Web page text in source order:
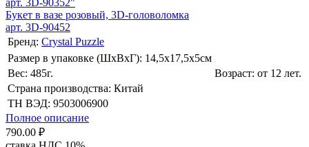
арт. 3D-90352"
Букет в вазе розовый, 3D-головоломка
арт. 3D-90452
Бренд: Crystal Puzzle
Размер в упаковке (ШхВxГ): 14,5х17,5х5cм
Вес: 485г.
Возраст: от 12 лет.
Страна производства: Китай
ТН ВЭД: 9503006900
Полное описание
790.00 ₽